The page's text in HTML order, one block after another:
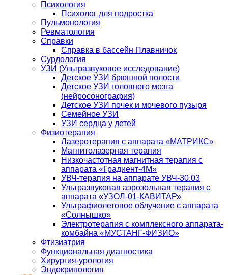
Психология
Психолог для подростка
Пульмонология
Ревматология
Справки
Справка в бассейн Плавничок
Сурдология
УЗИ (Ультразвуковое исследование)
Детское УЗИ брюшной полости
Детское УЗИ головного мозга
(нейросонография)
Детское УЗИ почек и мочевого пузыря
Семейное УЗИ
УЗИ сердца у детей
Физиотерапия
Лазеротерапия с аппарата «МАТРИКС»
Магнитолазерная терапия
Низкочастотная магнитная терапия с
аппарата «Градиент-4М»
УВЧ-терапия на аппарате УВЧ-30.03
Ультразвуковая аэрозольная терапия с
аппарата «УЗОЛ-01-КАВИТАР»
Ультрафиолетовое облучение с аппарата
«Солнышко»
Электротерапия с комплексного аппарата-
комбайна «МУСТАНГ-ФИЗИО»
Фтизиатрия
Функциональная диагностика
Хирургия-урология
Эндокринология